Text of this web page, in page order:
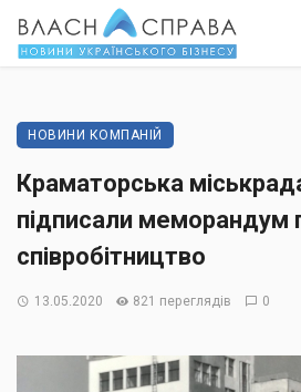
НОВИНИ КОМПАНІЙ
Краматорська
підписали меморандум
співробітництво
13.05.2020 821 переглядів 0